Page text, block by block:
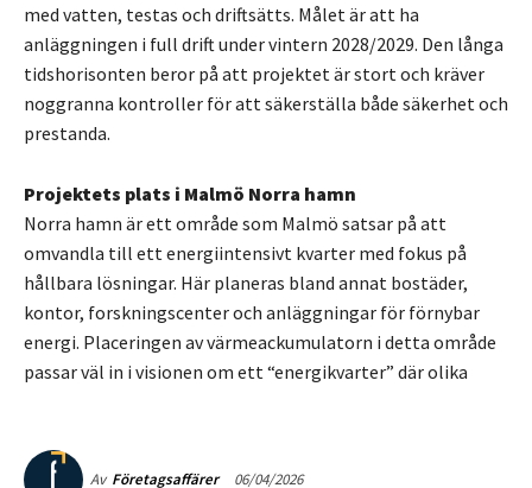
med vatten, testas och driftsätts. Målet är att ha
anläggningen i full drift under vintern 2028/2029. Den långa
tidshorisonten beror på att projektet är stort och kräver
noggranna kontroller för att säkerställa både säkerhet och
prestanda.
Projektets plats i Malmö Norra hamn
Norra hamn är ett område som Malmö satsar på att
omvandla till ett energiintensivt kvarter med fokus på
hållbara lösningar. Här planeras bland annat bostäder,
kontor, forskningscenter och anläggningar för förnybar
energi. Placeringen av värmeackumulatorn i detta område
passar väl in i visionen om ett “energikvarter” där olika
Av Företagsaffärer 06/04/2026